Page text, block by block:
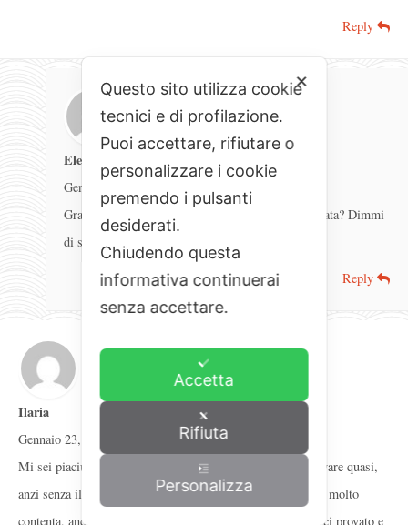
Reply
Elena
Gennaio 23, 2017
Grazie Ale… vero che però la prossima sfida è salata? Dimmi
di siiiiiii…ti prego…
Reply
Ilaria
Gennaio 23, 2017
Mi sei piaciuta, sei partita in maniera negazionista per arrivare quasi,
anzi senza il quasi, ad ammettere che ti sono piaciuti. Sono molto
contenta, anche se non li rifarai mai più, potrai dire di averci provato e
✕
Questo sito utilizza cookie
tecnici e di profilazione.
Puoi accettare, rifiutare o
personalizzare i cookie
premendo i pulsanti
desiderati.
Chiudendo questa
informativa continuerai
senza accettare.
Accetta
Rifiuta
Personalizza